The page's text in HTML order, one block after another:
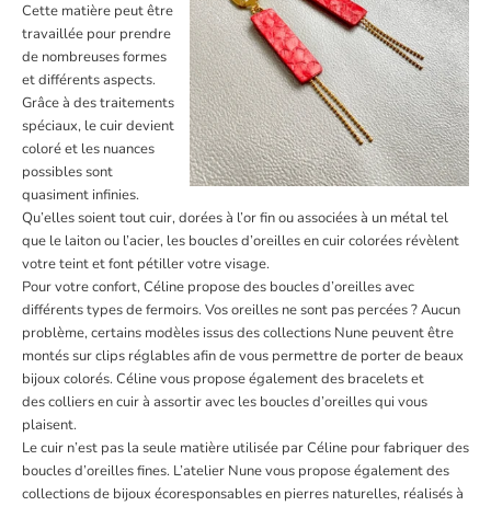
Cette matière peut être
travaillée pour prendre
de nombreuses formes
et différents aspects.
Grâce à des traitements
spéciaux, le cuir devient
coloré et les nuances
possibles sont
quasiment infinies.
Qu’elles soienttout cuir,dorées à l’or finou associées à un métal tel
que le laiton ou l’acier, les boucles d’oreilles en cuir colorées révèlent
votre teint et font pétiller votre visage.
Pour votre confort, Céline propose des boucles d’oreilles avec
différents types de fermoirs. Vos oreilles ne sont pas percées ? Aucun
problème, certains modèles issus des collections Nune peuvent être
montés surclips réglables afin de vous permettre de porter de beaux
bijoux colorés. Céline vous propose également des bracelets et
descolliers en cuirà assortir avec les boucles d’oreilles qui vous
plaisent.
Le cuir n’est pas la seule matière utilisée par Céline pour fabriquer des
boucles d’oreilles fines. L’atelier Nune vous propose également des
collections de bijoux écoresponsables en pierres naturelles, réalisés à